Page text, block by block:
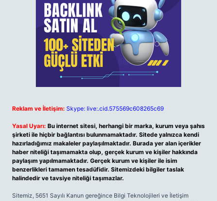
Reklam ve İletişim: Skype: live:.cid.575569c608265c69
Yasal Uyarı: Bu internet sitesi, herhangi bir marka, kurum veya şahıs
şirketi ile hiçbir bağlantısı bulunmamaktadır. Sitede yalnızca kendi
hazırladığımız makaleler paylaşılmaktadır. Burada yer alan içerikler
haber niteliği taşımamakta olup, gerçek kurum ve kişiler hakkında
paylaşım yapılmamaktadır. Gerçek kurum ve kişiler ile isim
benzerlikleri tamamen tesadüfidir. Sitemizdeki bilgiler taslak
halindedir ve tavsiye niteliği taşımazlar.
Sitemiz, 5651 Sayılı Kanun gereğince Bilgi Teknolojileri ve İletişim